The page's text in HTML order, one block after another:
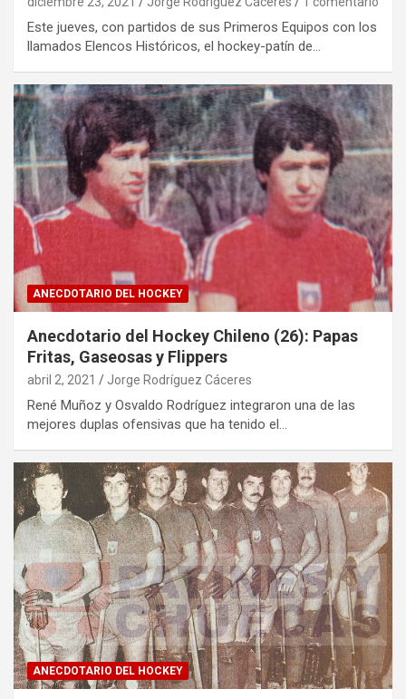
Este jueves, con partidos de sus Primeros Equipos con los
llamados Elencos Históricos, el hockey-patín de…
ANECDOTARIO DEL HOCKEY
Anecdotario del Hockey Chileno (26): Papas
Fritas, Gaseosas y Flippers
abril 2, 2021 Jorge Rodríguez Cáceres
René Muñoz y Osvaldo Rodríguez integraron una de las
mejores duplas ofensivas que ha tenido el…
ANECDOTARIO DEL HOCKEY